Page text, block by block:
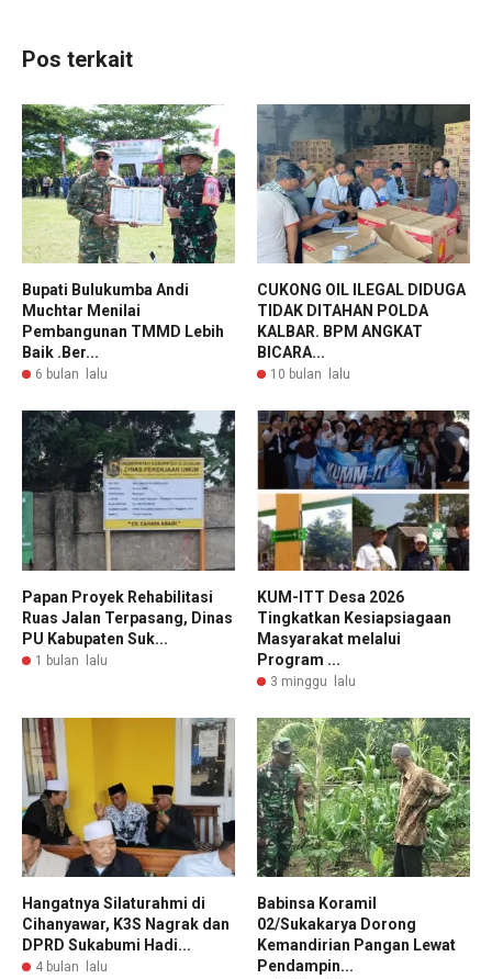
Pos terkait
Bupati Bulukumba Andi
Muchtar Menilai
Pembangunan TMMD Lebih
Baik .Ber...
6 bulan lalu
CUKONG OIL ILEGAL DIDUGA
TIDAK DITAHAN POLDA
KALBAR. BPM ANGKAT
BICARA...
10 bulan lalu
Papan Proyek Rehabilitasi
Ruas Jalan Terpasang, Dinas
PU Kabupaten Suk...
1 bulan lalu
KUM-ITT Desa 2026
Tingkatkan Kesiapsiagaan
Masyarakat melalui
Program ...
3 minggu lalu
Hangatnya Silaturahmi di
Cihanyawar, K3S Nagrak dan
DPRD Sukabumi Hadi...
4 bulan lalu
Babinsa Koramil
02/Sukakarya Dorong
Kemandirian Pangan Lewat
Pendampin...